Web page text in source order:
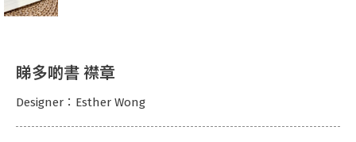
睇多啲書 襟章
Designer：Esther Wong